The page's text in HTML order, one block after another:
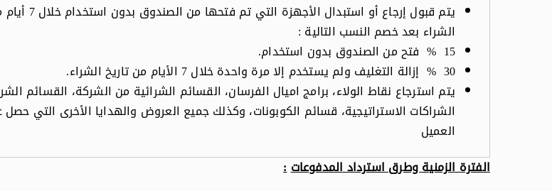
يتم قبول إرجاع أو استبدال
الشراء بعد خصم النسب التالية :
15
% فتح من الصندوق بدون استخدام.
30
% إزالة التغليف ولم يستخدم إلا مرة واحدة خلال 7 الأيام من تاريخ الشراء.
يتم استرجاع نقاط الولاء، برامج اميال الفرسان، القسائم الشرائية من الشركة، القسائم
الشراكات الاستراتيجية، قسائم الكوبونات، وكذلك جميع العروض والهدايا الأخرى التي حصل
العميل
الفترة الزمنية وطرق استرداد المدفوعات: